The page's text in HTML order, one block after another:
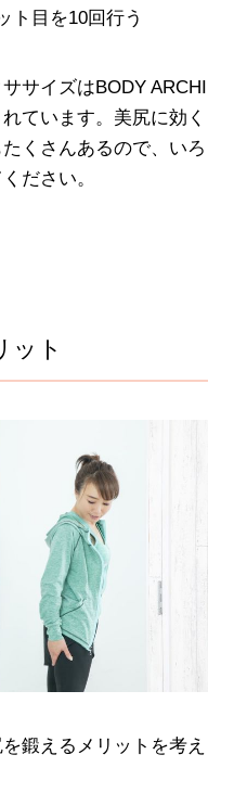
ト目を10回行う
サイズはBODY ARCHI
ています。美尻に効く
くさんあるので、いろ
ださい。
ット
鍛えるメリットを考え